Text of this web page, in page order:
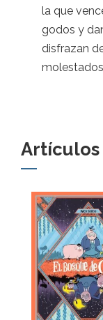
la que
godos y
disfrazan